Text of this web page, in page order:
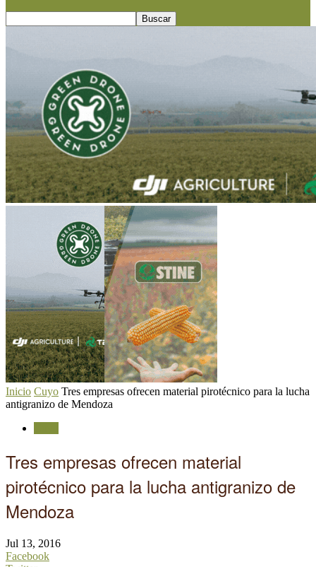
Inicio Cuyo Tres empresas ofrecen material pirotécnico para la lucha
antigranizo de Mendoza
Tres empresas ofrecen material
pirotécnico para la lucha antigranizo de
Mendoza
Jul 13, 2016
Facebook